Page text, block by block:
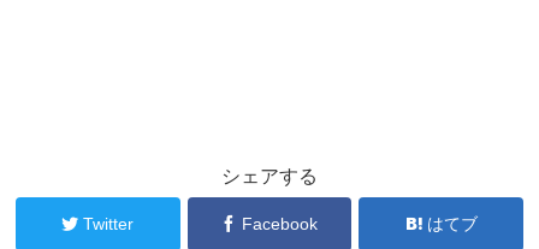
シェアする
Twitter Facebook はてブ